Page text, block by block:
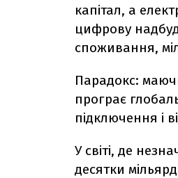
капітал, а
цифрову
споживання,
Парадокс:
програє
підключення і
У світі, де
десятки